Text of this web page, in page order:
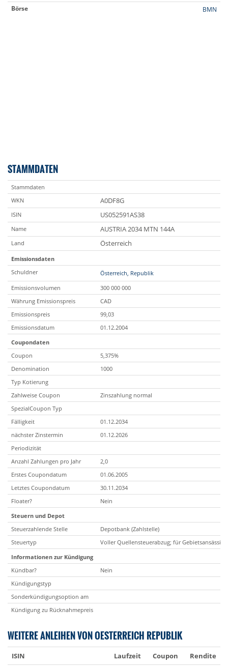
Börse BMN
STAMMDATEN
Stammdaten
WKN
A0DF8G
ISIN US052591AS38
Name AUSTRIA 2034 MTN 144A
Land Österreich
Emissionsdaten
Schuldner
Österreich, Republik
Emissionsvolumen
300 000 000
Währung Emissionspreis
CAD
Emissionspreis
99,03
Emissionsdatum
01.12.2004
Coupondaten
Coupon
5,375%
Denomination
1000
Typ Kotierung
Zahlweise Coupon
Zinszahlung normal
SpezialCoupon Typ
Fälligkeit
01.12.2034
nächster Zinstermin
01.12.2026
Periodizität
Anzahl Zahlungen pro Jahr
2,0
Erstes Coupondatum
01.06.2005
Letztes Coupondatum
30.11.2034
Floater?
Nein
Steuern und Depot
Steuerzahlende Stelle
Depotbank (Zahlstelle)
Steuertyp
Voller Quellensteuerabzug; für
Informationen zur Kündigung
Kündbar?
Nein
Kündigungstyp
Sonderkündigungsoption am
Kündigung zu Rücknahmepreis
WEITERE ANLEIHEN VON OESTERREICH REPUBLIK
ISIN Laufzeit Coupon Rendite